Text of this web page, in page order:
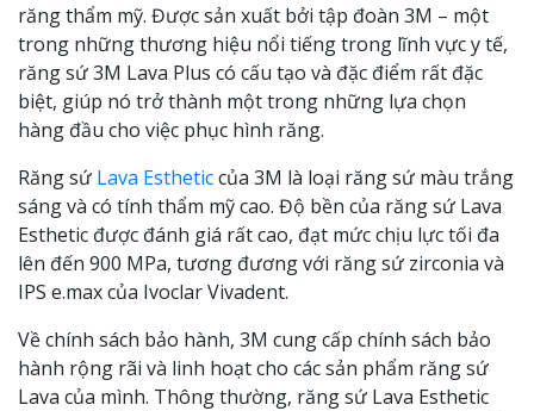
răng thẩm mỹ. Được sản xuất bởi tập đoàn 3M – một
trong những thương hiệu nổi tiếng trong lĩnh vực y tế,
răng sứ 3M Lava Plus có cấu tạo và đặc điểm rất đặc
biệt, giúp nó trở thành một trong những lựa chọn
hàng đầu cho việc phục hình răng.
Răng sứ Lava Estheticcủa 3M là loại răng sứ màu trắng
sáng và có tính thẩm mỹ cao. Độ bền của răng sứ Lava
Esthetic được đánh giá rất cao, đạt mức chịu lực tối đa
lên đến 900 MPa, tương đương với răng sứ zirconia và
IPS e.max của Ivoclar Vivadent.
Về chính sách bảo hành, 3M cung cấp chính sách bảo
hành rộng rãi và linh hoạt cho các sản phẩm răng sứ
Lava của mình. Thông thường, răng sứ Lava Esthetic